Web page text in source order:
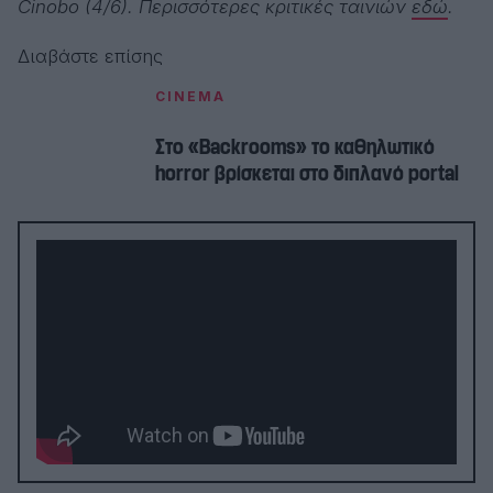
Cinobo (4/6). Περισσότερες κριτικές ταινιών εδώ.
Διαβάστε επίσης
CINEMA
Στο «Backrooms» το καθηλωτικό
horror βρίσκεται στο διπλανό portal